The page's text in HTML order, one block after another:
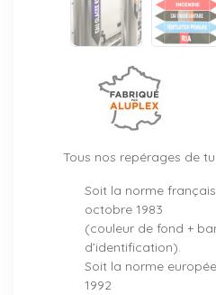
Tous nos repérages de
Soit la norme
octobre 1983
(couleur de fond +
d’identification).
Soit la norme
1992